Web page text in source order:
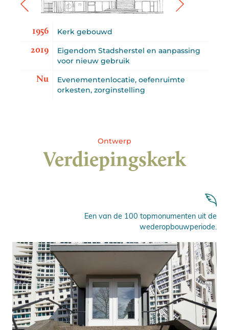
1956 Kerk gebouwd
2019
Eigendom Stadsherstel en aanpassing
voor nieuw gebruik
Nu
Evenementenlocatie, oefenruimte
orkesten, zorginstelling
Ontwerp
Verdiepingskerk
Een van de 100 topmonumenten uit de
wederopbouwperiode.